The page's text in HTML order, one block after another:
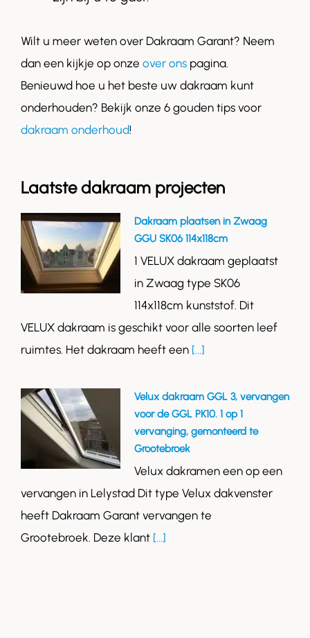
Wilt u meer weten over Dakraam Garant? Neem
dan een kijkje op onze over ons pagina.
Benieuwd hoe u het beste uw dakraam kunt
onderhouden? Bekijk onze 6 gouden tips voor
dakraam onderhoud!
Laatste dakraam projecten
Dakraam plaatsen in Zwaag
GGU SK06 114x118cm
1 VELUX dakraam geplaatst
in Zwaag type SK06
114x118cm kunststof. Dit
VELUX dakraam is geschikt voor alle soorten leef
ruimtes. Het dakraam heeft een [...]
Velux dakraam GGL 3, vervangen
voor de GGL PK10. 1 op 1
vervanging, gemonteerd te
Grootebroek
Velux dakramen een op een
vervangen in Lelystad Dit type Velux dakvenster
heeft Dakraam Garant vervangen te
Grootebroek. Deze klant [...]